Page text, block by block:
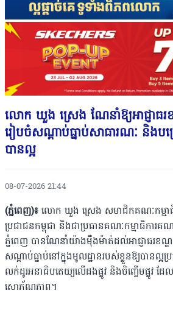
លោក ឃួង ស្រេង ណែនាំឱ្យអាជ្ញាធរ
រៀបចំសណ្តាប់ធ្នាប់សាធារណៈ និងបម្
បានល្អ
08-07-2026 21:44
(ភ្នំពេញ)៖ លោក ឃួង ស្រេង សមាជិកគណៈកម្មា
ប្រជាជនកម្ពុជា និងជាប្រធានគណៈកម្មាធិការគណ
ភ្នំពេញ ​បានណែនាំយ៉ាងម៉ឺងម៉ាត់ដល់អាជ្ញាធរខណ្
សណ្តាប់ធ្នាប់នៅក្នុងមូលដ្ឋានរបស់ខ្លួនឱ្យបានល្អ
លក់ដូរអនាធិបតេយ្យលើដងផ្លូវ និងចិញ្ចើមផ្លូវ ដែល
សោភ័ណភាព។